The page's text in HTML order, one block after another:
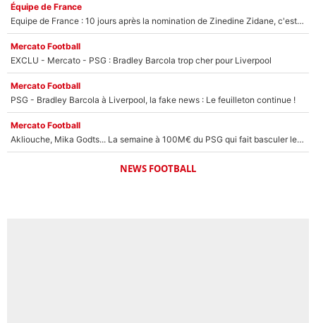
Équipe de France
Equipe de France : 10 jours après la nomination de Zinedine Zidane, c'est au tour de son fils de prendre un nouveau départ !
Mercato Football
EXCLU - Mercato - PSG : Bradley Barcola trop cher pour Liverpool
Mercato Football
PSG - Bradley Barcola à Liverpool, la fake news : Le feuilleton continue !
Mercato Football
Akliouche, Mika Godts... La semaine à 100M€ du PSG qui fait basculer le mercato du PSG !
NEWS FOOTBALL